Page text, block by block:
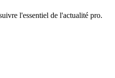
l'essentiel de l'actualité pro.